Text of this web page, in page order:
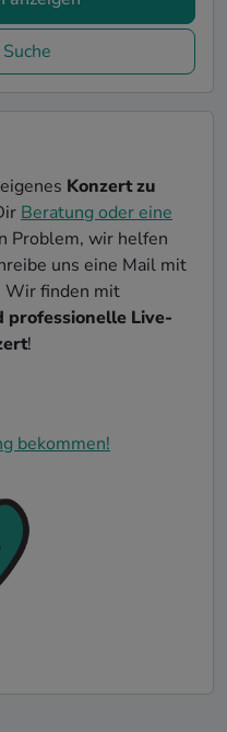
Konzert zu
Beratung oder eine
Problem, wir helfen
uns eine Mail mit
Wir finden mit
professionelle Live-
!
bekommen!